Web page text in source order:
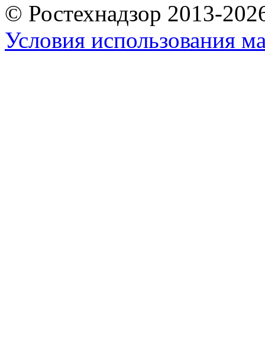
© Ростехнадзор 2013-
Условия использования